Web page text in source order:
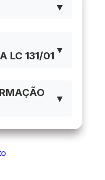
▼
LC 131/01 ▼
▼
em: